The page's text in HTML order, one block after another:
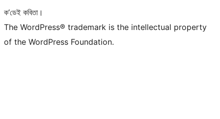
ক’ডেই কবিতা।
The WordPress® trademark is the intellectual property
of the WordPress Foundation.